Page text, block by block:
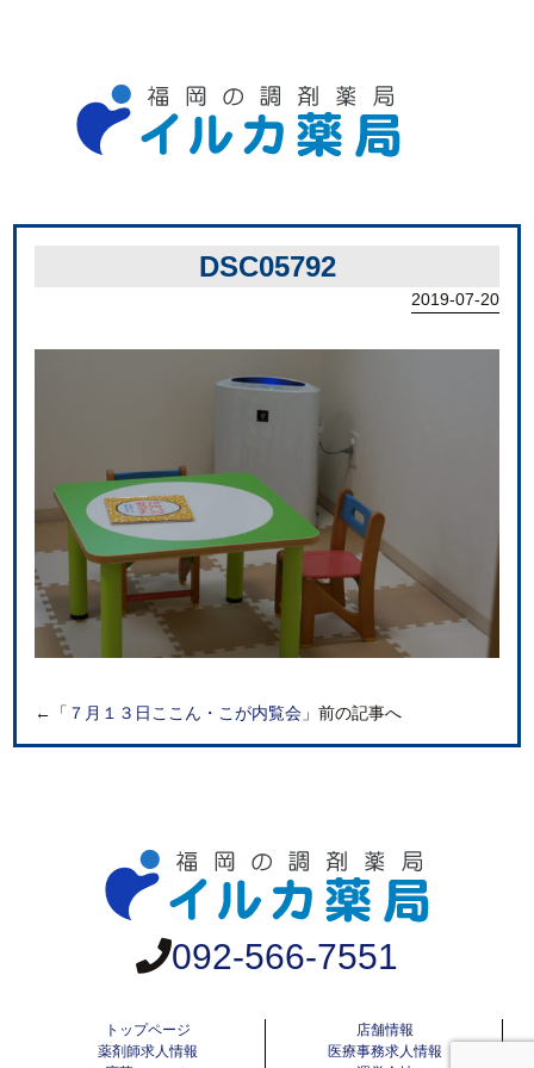
DSC05792
2019-07-20
←「 ７月１３日ここん・こが内覧会 」前の記事へ
092-566-7551
トップページ
店舗情報
薬剤師求人情報
医療事務求人情報